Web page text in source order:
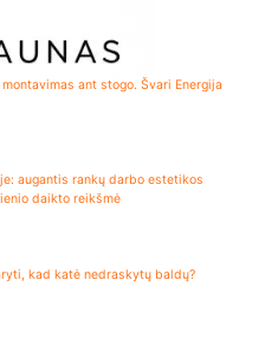
ant stogo. Švari Energija
augantis rankų darbo estetikos
daikto reikšmė
kad katė nedraskytų baldų?